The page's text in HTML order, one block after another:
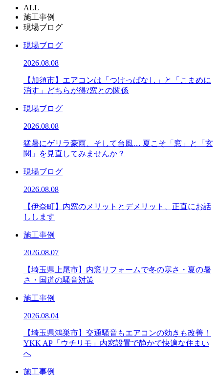
ALL
施工事例
現場ブログ
現場ブログ
2026.08.08
【加須市】エアコンは「つけっぱなし」と「こまめに
消す」どちらが得?窓との関係
現場ブログ
2026.08.08
猛暑にゲリラ豪雨、そして台風… 夏こそ「窓」と「玄
関」を見直してみませんか？
現場ブログ
2026.08.08
【伊奈町】内窓のメリットとデメリット、正直にお話
しします
施工事例
2026.08.07
【埼玉県上尾市】内窓リフォームで冬の寒さ・夏の暑
さ・国道の騒音対策
施工事例
2026.08.04
【埼玉県鴻巣市】交通騒音もエアコンの効きも改善！
YKK AP「ウチリモ」内窓設置で静かで快適な住まい
へ
施工事例